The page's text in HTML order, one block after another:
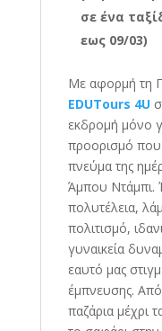
σε ένα
εως 09/03)
Με αφορμή τη
EDUTours 4U
εκδρομή μόνο
προορισμό που
πνεύμα της
Άμπου Ντάμπι.
πολυτέλεια,
πολιτισμό,
γυναικεία
εαυτό μας
έμπνευσης.
παζάρια μέχρι